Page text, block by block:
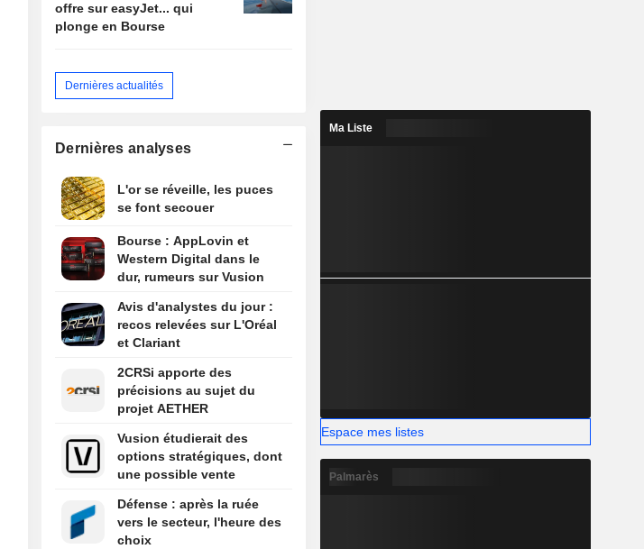
offre sur easyJet... qui
plonge en Bourse
Dernières actualités
Dernières analyses
L'or se réveille, les puces
se font secouer
Bourse : AppLovin et
Western Digital dans le
dur, rumeurs sur Vusion
Avis d'analystes du jour :
recos relevées sur L'Oréal
et Clariant
2CRSi apporte des
précisions au sujet du
projet AETHER
Vusion étudierait des
options stratégiques, dont
une possible vente
Défense : après la ruée
vers le secteur, l'heure des
choix
Ma Liste
Espace mes listes
Palmarès